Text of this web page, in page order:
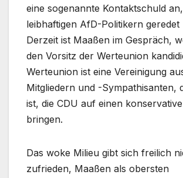
eine sogenannte Kontaktschuld
leibhaftigen AfD-Politikern geredet
Derzeit ist Maaßen im Gespräch,
den Vorsitz der Werteunion
Werteunion ist eine Vereinigung
Mitgliedern und -Sympathisanten,
ist, die CDU auf einen
bringen.
Das woke Milieu gibt sich freilich
zufrieden, Maaßen als obersten